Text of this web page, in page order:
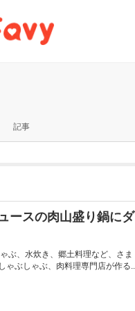
記事
ースの肉山盛り鍋にダ
ぶ、水炊き、郷土料理など、さま
ぶしゃぶ、肉料理専門店が作る...